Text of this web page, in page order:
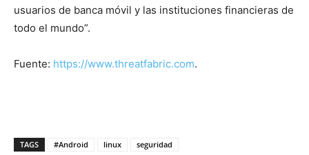
usuarios de banca móvil y las instituciones financieras de
todo el mundo”.
Fuente: https://www.threatfabric.com.
TAGS #Android linux seguridad